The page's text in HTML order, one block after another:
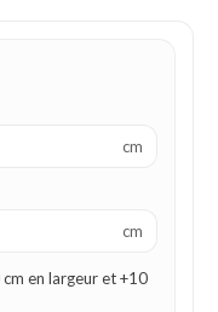
cm
cm
en largeur et +10